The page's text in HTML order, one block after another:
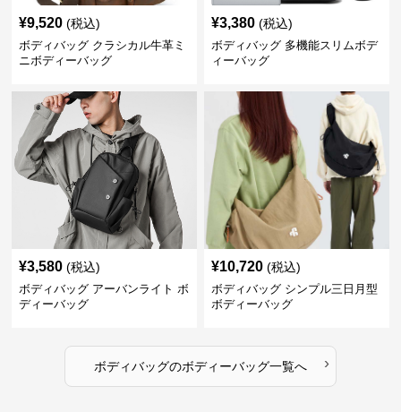
¥9,520 (税込)
ボディバッグ クラシカル牛革ミ
ニボディーバッグ
¥3,380 (税込)
ボディバッグ 多機能スリムボデ
ィーバッグ
¥3,580 (税込)
ボディバッグ アーバンライト ボ
ディーバッグ
¥10,720 (税込)
ボディバッグ シンプル三日月型
ボディーバッグ
ボディバッグのボディーバッグ一覧へ ›